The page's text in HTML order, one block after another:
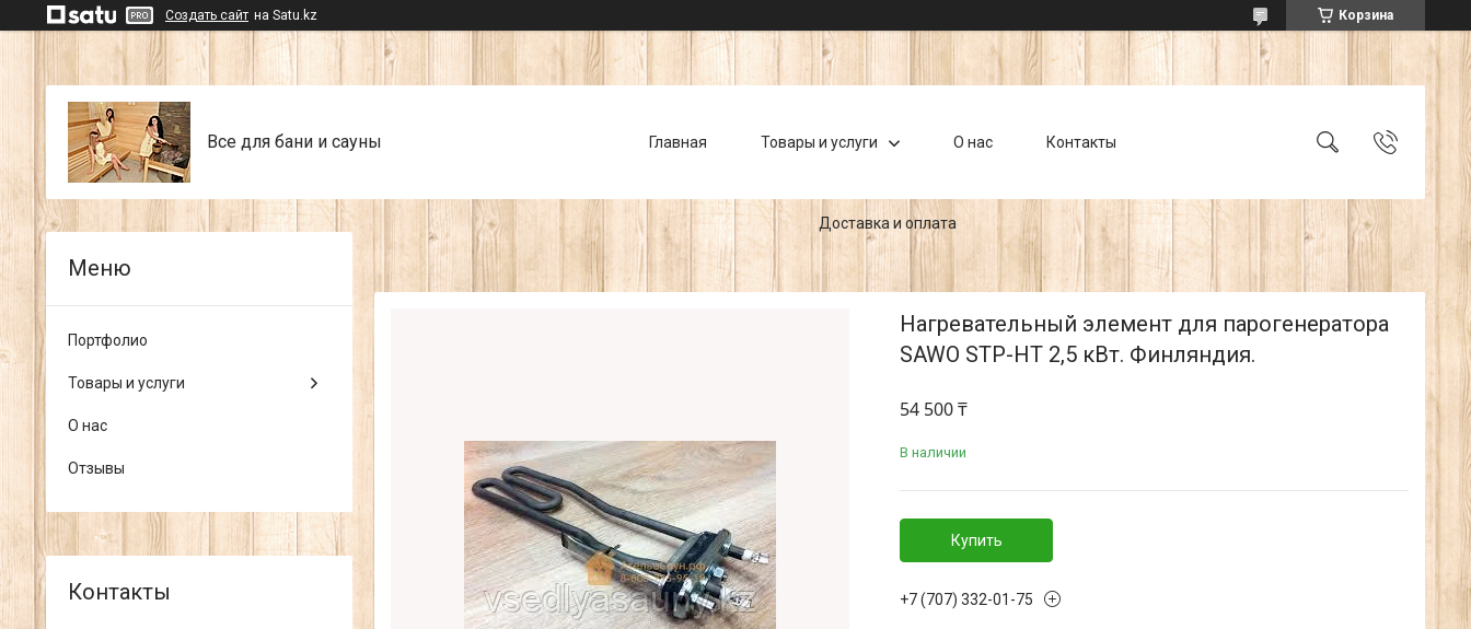
Создать сайт на Satu.kz Корзина
Все для бани и сауны Главная Товары и услуги О нас Контакты
Доставка и оплата
Нагревательный элемент для парогенератора
SAWO STP-HT 2,5 кВт. Финляндия.
54 500 ₸
В наличии
Купить
+7 (707) 332-01-75
Портфолио
Товары и услуги
О нас
Отзывы